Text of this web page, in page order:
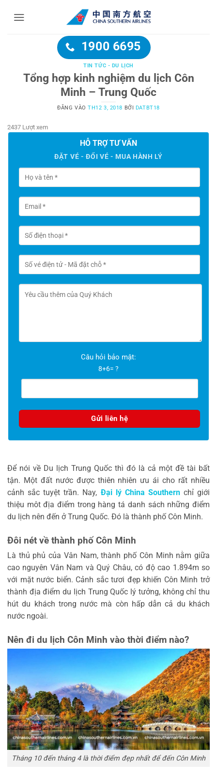
1900 6695
TIN TỨC - DU LỊCH
Tổng hợp kinh nghiệm du lịch Côn
Minh – Trung Quốc
ĐĂNG VÀOTH12 3, 2018 BỞI DATBT18
2437 Lượt xem
HỖ TRỢ TƯ VẤN
ĐẶT VÉ - ĐỔI VÉ - MUA HÀNH LÝ
Câu hỏi bảo mật:
8+6= ?
Để nói về Du lịch Trung Quốc thì đó là cả một đề tài bất
tận. Một đất nước được thiên nhiên ưu ái cho rất nhiều
cảnh sắc tuyệt trần. Nay, Đại lý China Southernchỉ giới
thiệu môt địa điểm trong hàng tá danh sách những điểm
du lịch nên đến ở Trung Quốc. Đó là thành phố Côn Minh.
Đôi nét về thành phố Côn Minh
Là thủ phủ của Vân Nam, thành phố Côn Minh nằm giữa
cao nguyên Vân Nam và Quý Châu, có độ cao 1.894m so
với mặt nước biển. Cảnh sắc tươi đẹp khiến Côn Minh trở
thành địa điểm du lịch Trung Quốc lý tưởng, không chỉ thu
hút du khách trong nước mà còn hấp dẫn cả du khách
nước ngoài.
Nên đi du lịch Côn Minh vào thời điểm nào?
Tháng 10 đến tháng 4 là thời điểm đẹp nhất để đến Côn Minh